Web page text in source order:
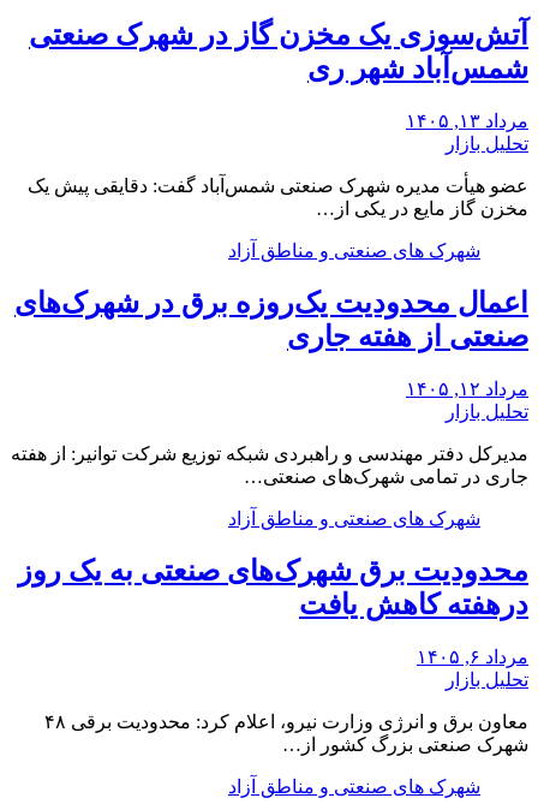
آتش‌سوزی یک مخزن گاز در شهرک صنعتی
شمس‌آباد شهر ری
مرداد ۱۳, ۱۴۰۵
تحلیل بازار
عضو هیأت مدیره شهرک صنعتی شمس‌آباد گفت: دقایقی پیش یک
مخزن گاز مایع در یکی از…
شهرک های صنعتی و مناطق آزاد
اعمال محدودیت یک‌روزه برق در شهرک‌های
صنعتی از هفته جاری
مرداد ۱۲, ۱۴۰۵
تحلیل بازار
مدیرکل دفتر مهندسی و راهبردی شبکه توزیع شرکت توانیر: از هفته
جاری در تمامی شهرک‌های صنعتی…
شهرک های صنعتی و مناطق آزاد
محدودیت برق شهرک‌های صنعتی به یک روز
درهفته کاهش یافت
مرداد ۶, ۱۴۰۵
تحلیل بازار
معاون برق و انرژی وزارت نیرو، اعلام کرد: محدودیت برقی ۴۸
شهرک صنعتی بزرگ کشور از…
شهرک های صنعتی و مناطق آزاد